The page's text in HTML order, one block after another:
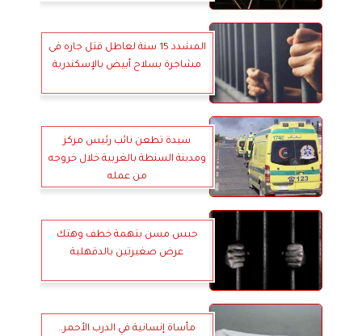
المشدد 15 سنة لعاطل قتل جاره فى
مشاجرة بسلاح أبيض بالإسكندرية
سيدة تطعن نائب رئيس مركز
ومدينة السنطة بالغربية خلال خروجه
من عمله
حبس مسن بتهمة خطف وهتك
عرض صغيرتين بالدقهلية
مأساة إنسانية في الدرب الأحمر..